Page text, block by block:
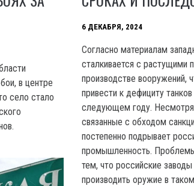
в центре
село стало
6 ДЕКАБРЯ, 2024
Согласно материалам
сталкивается с растущими
производстве вооружений,
привести к дефициту
следующем году. Несмотря
связанные с обходом
постепенно подрывает
промышленность.
тем, что российские
производить оружие в